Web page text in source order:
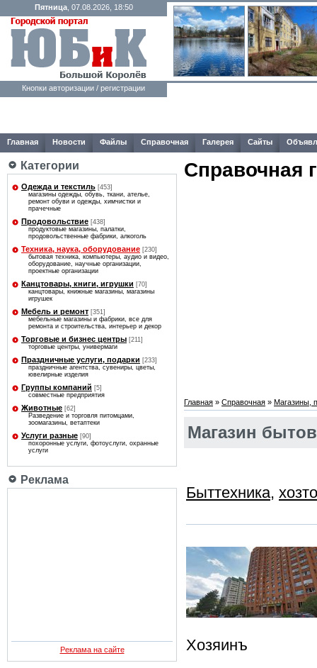
Пятница, 07.08.2026, 18:50
Кнопки авторизации / регистрации
Главная Новости Файлы Справочная Галерея Сайты
Категории
Одежда и текстиль [453]
магазины одежды, обувь, ткани, ателье,
ремонт обуви и одежды, химчистки и
прачечные
Продовольствие [438]
продуктовые магазины, палатки,
продовольственные фабрики, алкоголь
Техника, наука, оборудование [230]
бытовая техника, компьютеры, аудио и видео,
оборудование, научные организации,
проектные организации
Канцтовары, книги, игрушки [70]
канцтовары, книжные магазины, магазины
игрушек
Мебель и ремонт [351]
мебельные магазины и фабрики, все для
ремонта и строительства, интерьер и декор
Торговые и бизнес центры [211]
торговые центры, универмаги
Праздничные услуги, подарки [233]
праздничные агентства, сувениры, цветы,
ювелирные изделия
Группы компаний [5]
совместные предприятия
Животные [62]
Разведение и торговля питомцами,
зоомагазины, ветаптеки
Услуги разные [90]
похоронные услуги, фотоуслуги, охранные
услуги
Реклама
Реклама на сайте
Справочная
Главная » Справочная » Магазины,
Магазин
Быттехника,
Хозяинъ